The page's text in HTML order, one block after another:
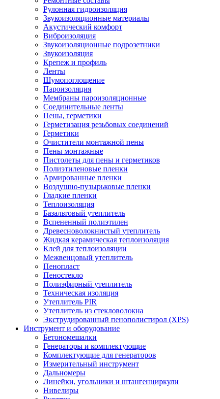
Рулонная гидроизоляция
Звукоизоляционные материалы
Акустический комфорт
Виброизоляция
Звукоизоляционные подрозетники
Звукоизоляция
Крепеж и профиль
Ленты
Шумопоглощение
Пароизоляция
Мембраны пароизоляционные
Соединительные ленты
Пены, герметики
Герметизация резьбовых соединений
Герметики
Очистители монтажной пены
Пены монтажные
Пистолеты для пены и герметиков
Полиэтиленовые пленки
Армированные пленки
Воздушно-пузырьковые пленки
Гладкие пленки
Теплоизоляция
Базальтовый утеплитель
Вспененный полиэтилен
Древесноволокнистый утеплитель
Жидкая керамическая теплоизоляция
Клей для теплоизоляции
Межвенцовый утеплитель
Пенопласт
Пеностекло
Полиэфирный утеплитель
Техническая изоляция
Утеплитель PIR
Утеплитель из стекловолокна
Экструдированный пенополистирол (XPS)
Инструмент и оборудование
Бетономешалки
Генераторы и комплектующие
Комплектующие для генераторов
Измерительный инструмент
Дальномеры
Линейки, угольники и штангенциркули
Нивелиры